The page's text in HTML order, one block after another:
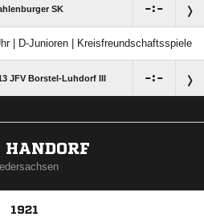
SK :
| D-Junioren | Kreisfreundschaftsspiele
JFV Borstel-Luhdorf III :
1921